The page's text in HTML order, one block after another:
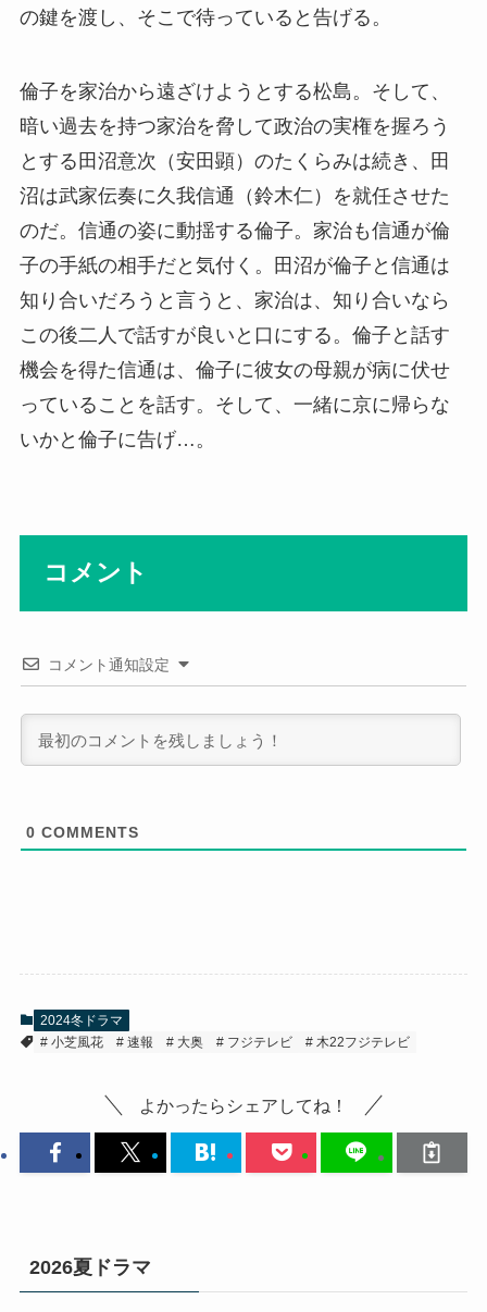
の鍵を渡し、そこで待っていると告げる。
倫子を家治から遠ざけようとする松島。そして、
暗い過去を持つ家治を脅して政治の実権を握ろう
とする田沼意次（安田顕）のたくらみは続き、田
沼は武家伝奏に久我信通（鈴木仁）を就任させた
のだ。信通の姿に動揺する倫子。家治も信通が倫
子の手紙の相手だと気付く。田沼が倫子と信通は
知り合いだろうと言うと、家治は、知り合いなら
この後二人で話すが良いと口にする。倫子と話す
機会を得た信通は、倫子に彼女の母親が病に伏せ
っていることを話す。そして、一緒に京に帰らな
いかと倫子に告げ…。
コメント
コメント通知設定
0 COMMENTS
2024冬ドラマ
小芝風花
速報 大奥 フジテレビ 木22フジテレビ
よかったらシェアしてね！
2026夏ドラマ